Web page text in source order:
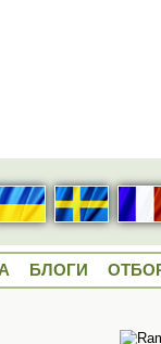
БЛОГИ